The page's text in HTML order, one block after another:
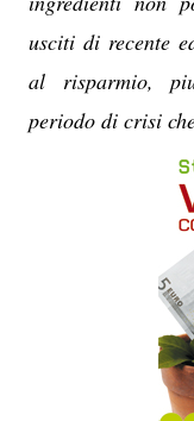
usciti di recente
al risparmio,
periodo di crisi